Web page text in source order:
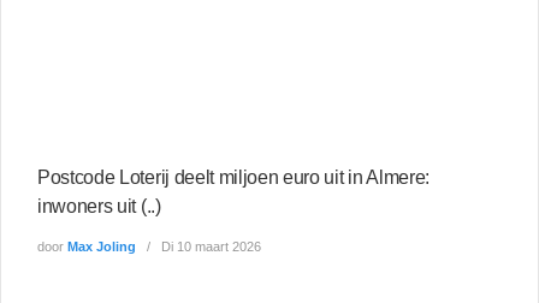
Postcode Loterij deelt miljoen euro uit in Almere:
inwoners uit (..)
door Max Joling Di 10 maart 2026